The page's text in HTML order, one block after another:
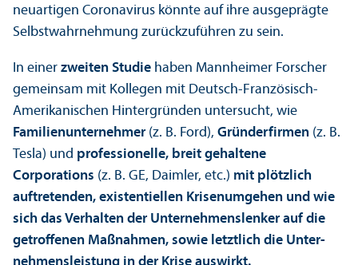
neuartigen Coronavirus könnte auf ihre ausgeprägte
Selbstwahrnehmung zurückzuführen zu sein.
In einer zweiten Studie haben Mannheimer Forscher
gemeinsam mit Kollegen mit Deutsch-Französisch-
Amerikanischen Hintergründen unter­sucht, wie
Familien­unter­nehmer(z. B. Ford), Gründerfirmen (z. B.
Tesla) und professionelle, breit gehaltene
Corporations (z. B. GE, Daimler, etc.) mit plötzlich
auftretenden, existentiellen Krisenumgehen und wie
sich das Verhalten der Unter­nehmens­lenker auf die
getroffenen Maßnahmen, sowie letztlich die Unter­